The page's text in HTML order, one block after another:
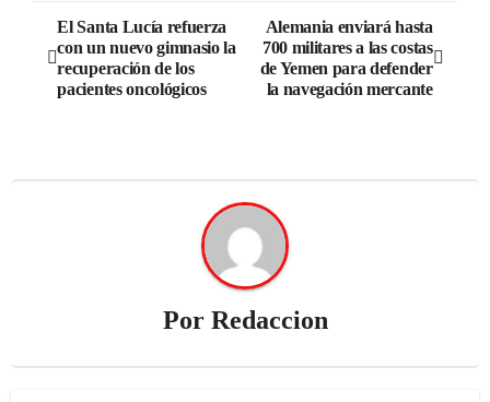
Navegación
de
entradas
El Santa Lucía refuerza
con un nuevo gimnasio la
recuperación de los
pacientes oncológicos
Alemania enviará hasta
700 militares a las costas
de Yemen para defender
la navegación mercante
Por Redaccion